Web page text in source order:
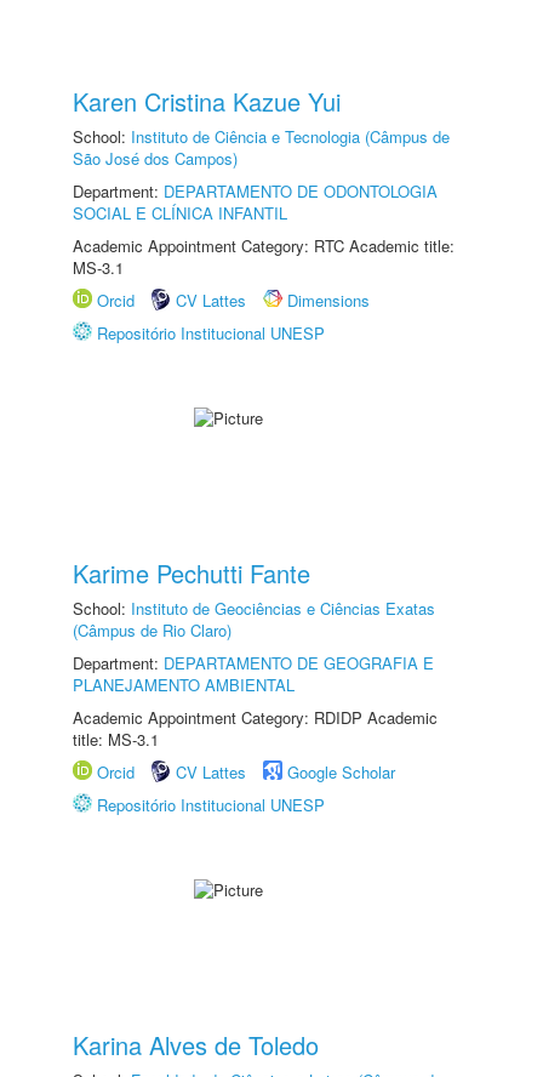
Karen Cristina Kazue Yui
School: Instituto de Ciência e Tecnologia (Câmpus de
São José dos Campos)
Department: DEPARTAMENTO DE ODONTOLOGIA
SOCIAL E CLÍNICA INFANTIL
Academic Appointment Category: RTC Academic title:
MS-3.1
Orcid
CV Lattes
Dimensions
Repositório Institucional UNESP
Karime Pechutti Fante
School: Instituto de Geociências e Ciências Exatas
(Câmpus de Rio Claro)
Department: DEPARTAMENTO DE GEOGRAFIA E
PLANEJAMENTO AMBIENTAL
Academic Appointment Category: RDIDP Academic
title: MS-3.1
Orcid
CV Lattes
Google Scholar
Repositório Institucional UNESP
Karina Alves de Toledo